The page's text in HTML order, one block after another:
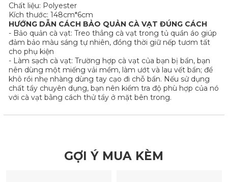
Chất liệu: Polyester
Kích thước: 148cm*6cm
HƯỚNG DẪN CÁCH BẢO QUẢN CÀ VẠT ĐÚNG CÁCH
- Bảo quản cà vạt: Treo thẳng cà vạt trong tủ quần áo giúp
đảm bảo màu sáng tự nhiên, đồng thời giữ nếp tươm tất
cho phụ kiện
- Làm sạch cà vạt: Trường hợp cà vạt của bạn bị bẩn, bạn
nên dùng một miếng vải mềm, làm ướt và lau vết bẩn; để
khô rồi nhẹ nhàng dùng tay cạo đi chỗ bẩn. Nếu sử dụng
chất tẩy chuyên dụng, bạn nên kiểm tra độ phù hợp của nó
với cà vạt bằng cách thử tẩy ở mặt bên trong.
GỢI Ý MUA KÈM